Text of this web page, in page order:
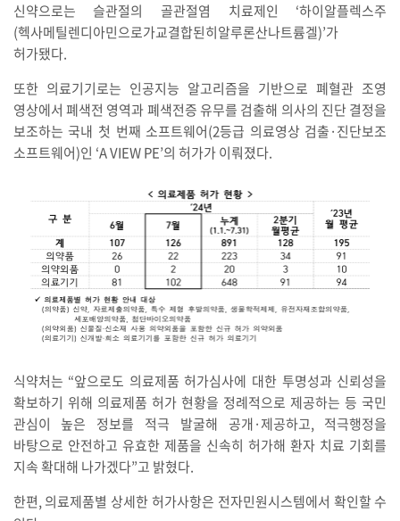
신약으로는 슬관절의 골관절염 치료제인 ‘하이알플렉스주
(헥사메틸렌디아민으로가교결합된히알루론산나트륨겔)’가
허가됐다.
또한 의료기기로는 인공지능 알고리즘을 기반으로 폐혈관 조영
영상에서 폐색전 영역과 폐색전증 유무를 검출해 의사의 진단 결정을
보조하는 국내 첫 번째 소프트웨어(2등급 의료영상 검출·진단보조
소프트웨어)인 ‘A VIEW PE’의 허가가 이뤄졌다.
식약처는 “앞으로도 의료제품 허가심사에 대한 투명성과 신뢰성을
확보하기 위해 의료제품 허가 현황을 정례적으로 제공하는 등 국민
관심이 높은 정보를 적극 발굴해 공개·제공하고, 적극행정을
바탕으로 안전하고 유효한 제품을 신속히 허가해 환자 치료 기회를
지속 확대해 나가겠다”고 밝혔다.
한편, 의료제품별 상세한허가사항은 전자민원시스템에서 확인할수